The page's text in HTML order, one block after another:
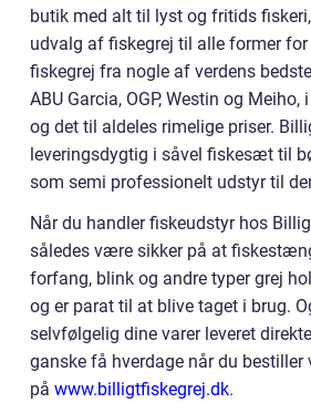
butik med alt til lyst og fritids
udvalg af fiskegrej til alle former
fiskegrej fra nogle af verdens
ABU Garcia, OGP, Westin og
og det til aldeles rimelige priser.
leveringsdygtig i såvel fiskesæt til
som semi professionelt udstyr til
Når du handler fiskeudstyr hos
således være sikker på at
forfang, blink og andre typer grej
og er parat til at blive taget i brug.
selvfølgelig dine varer leveret
ganske få hverdage når du bestiller
på www.billigtfiskegrej.dk.